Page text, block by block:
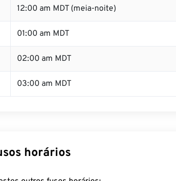
12:00 am MDT (meia-noite)
01:00 am MDT
02:00 am MDT
03:00 am MDT
horários